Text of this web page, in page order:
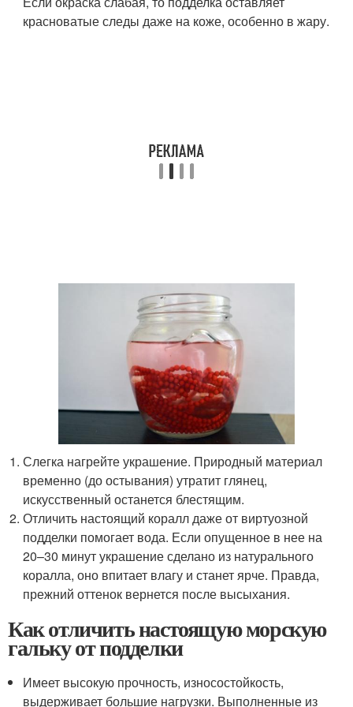
красноватые следы даже на коже, особенно в жару.
Слегка нагрейте украшение. Природный материал
временно (до остывания) утратит глянец,
искусственный останется блестящим.
Отличить настоящий коралл даже от виртуозной
подделки помогает вода. Если опущенное в нее на
20–30 минут украшение сделано из натурального
коралла, оно впитает влагу и станет ярче. Правда,
прежний оттенок вернется после высыхания.
Как отличить настоящую морскую
гальку от подделки
Имеет высокую прочность, износостойкость,
выдерживает большие нагрузки. Выполненные из